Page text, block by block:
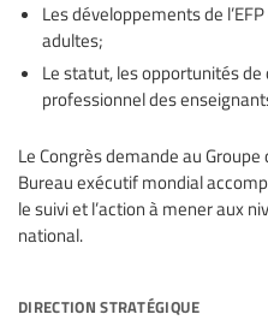
Les développements de
adultes;
Le statut, les opportunités
professionnel des
Le Congrès demande au
Bureau exécutif mondial
le suivi et l’action à mener aux
national.
direction stratégique